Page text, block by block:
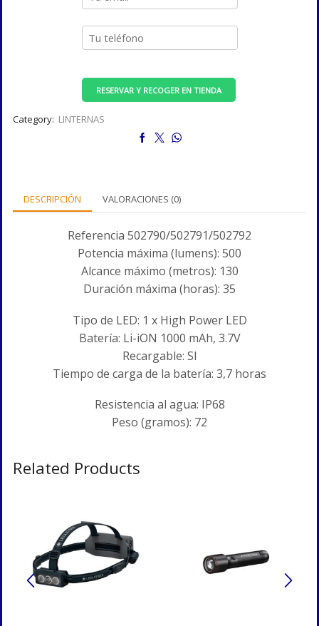
RESERVAR Y RECOGER EN TIENDA
Category: LINTERNAS
DESCRIPCIÓN VALORACIONES (0)
Referencia 502790/502791/502792
Potencia máxima (lumens): 500
Alcance máximo (metros): 130
Duración máxima (horas): 35
Tipo de LED: 1 x High Power LED
Batería: Li-iON 1000 mAh, 3.7V
Recargable: SI
Tiempo de carga de la batería: 3,7 horas
Resistencia al agua: IP68
Peso (gramos): 72
Related Products